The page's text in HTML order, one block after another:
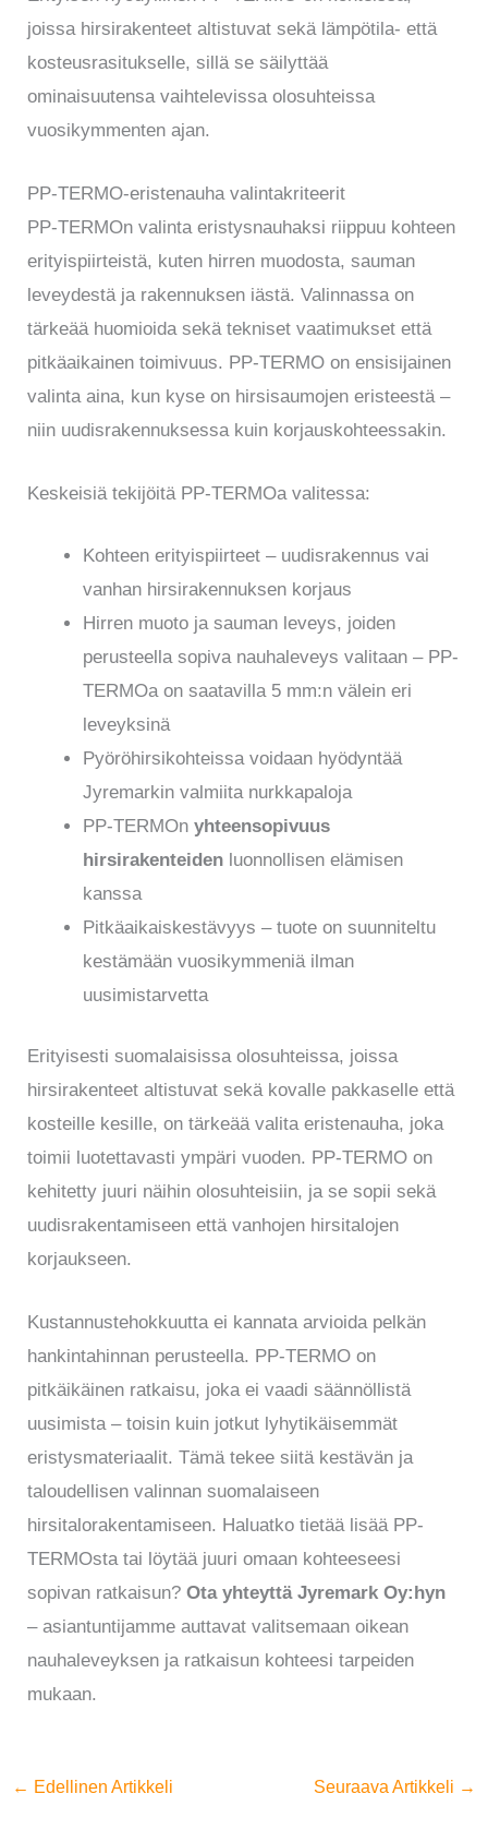
joissa hirsirakenteet altistuvat sekä lämpötila- että
kosteusrasitukselle, sillä se säilyttää
ominaisuutensa vaihtelevissa olosuhteissa
vuosikymmenten ajan.
PP-TERMO-eristenauha valintakriteerit
PP-TERMOn valinta eristysnauhaksi riippuu kohteen
erityispiirteistä, kuten hirren muodosta, sauman
leveydestä ja rakennuksen iästä. Valinnassa on
tärkeää huomioida sekä tekniset vaatimukset että
pitkäaikainen toimivuus. PP-TERMO on ensisijainen
valinta aina, kun kyse on hirsisaumojen eristeestä –
niin uudisrakennuksessa kuin korjauskohteessakin.
Keskeisiä tekijöitä PP-TERMOa valitessa:
Kohteen erityispiirteet – uudisrakennus vai
vanhan hirsirakennuksen korjaus
Hirren muoto ja sauman leveys, joiden
perusteella sopiva nauhaleveys valitaan – PP-
TERMOa on saatavilla 5 mm:n välein eri
leveyksinä
Pyöröhirsikohteissa voidaan hyödyntää
Jyremarkin valmiita nurkkapaloja
PP-TERMOn yhteensopivuus
hirsirakenteidenluonnollisen elämisen
kanssa
Pitkäaikaiskestävyys – tuote on suunniteltu
kestämään vuosikymmeniä ilman
uusimistarvetta
Erityisesti suomalaisissa olosuhteissa, joissa
hirsirakenteet altistuvat sekä kovalle pakkaselle että
kosteille kesille, on tärkeää valita eristenauha, joka
toimii luotettavasti ympäri vuoden. PP-TERMO on
kehitetty juuri näihin olosuhteisiin, ja se sopii sekä
uudisrakentamiseen että vanhojen hirsitalojen
korjaukseen.
Kustannustehokkuutta ei kannata arvioida pelkän
hankintahinnan perusteella. PP-TERMO on
pitkäikäinen ratkaisu, joka ei vaadi säännöllistä
uusimista – toisin kuin jotkut lyhytikäisemmät
eristysmateriaalit. Tämä tekee siitä kestävän ja
taloudellisen valinnan suomalaiseen
hirsitalorakentamiseen. Haluatko tietää lisää PP-
TERMOsta tai löytää juuri omaan kohteeseesi
sopivan ratkaisun?Ota yhteyttä Jyremark Oy:hyn
– asiantuntijamme auttavat valitsemaan oikean
nauhaleveyksen ja ratkaisun kohteesi tarpeiden
mukaan.
← Edellinen Artikkeli Seuraava Artikkeli →